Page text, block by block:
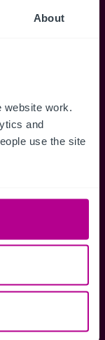
About
work.
and
use the site
Alertes
des alertes.